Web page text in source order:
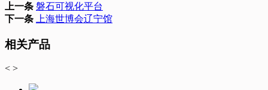
上一条 磐石可视化平台
下一条
上海世博会辽宁馆
相关产品
< >